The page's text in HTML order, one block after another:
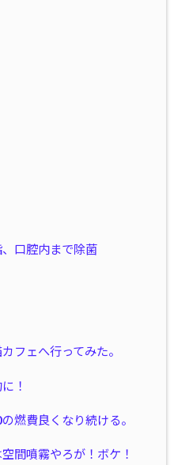
口腔内まで除菌
フェへ行ってみた。
！
燃費良くなり続ける。
間噴霧やろが！ボケ！